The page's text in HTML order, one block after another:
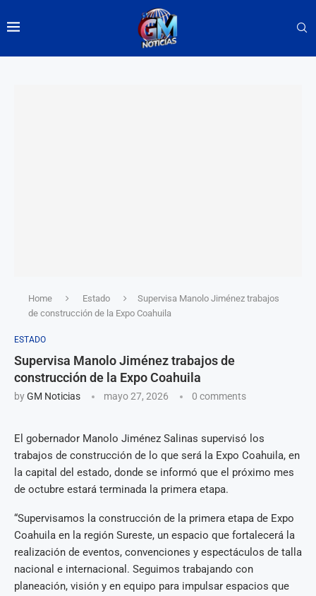
Home Estado
Supervisa Manolo Jiménez trabajos
de construcción de la Expo Coahuila
ESTADO
Supervisa Manolo Jiménez trabajos de
construcción de la Expo Coahuila
byGM Noticias mayo 27, 2026 0 comments
El gobernador Manolo Jiménez Salinas supervisó los
trabajos de construcción de lo que será la Expo Coahuila, en
la capital del estado, donde se informó que el próximo mes
de octubre estará terminada la primera etapa.
“Supervisamos la construcción de la primera etapa de Expo
Coahuila en la región Sureste, un espacio que fortalecerá la
realización de eventos, convenciones y espectáculos de talla
nacional e internacional. Seguimos trabajando con
planeación, visión y en equipo para impulsar espacios que